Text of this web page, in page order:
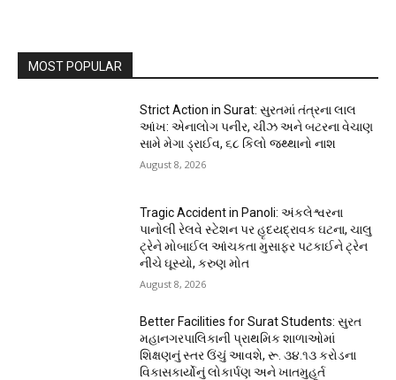
MOST POPULAR
Strict Action in Surat: સુરતમાં તંત્રના લાલ
આંખ: એનાલોગ પનીર, ચીઝ અને બટરના વેચાણ
સામે મેગા ડ્રાઈવ, ૬૮ કિલો જથ્થાનો નાશ
August 8, 2026
Tragic Accident in Panoli: અંકલેશ્વરના
પાનોલી રેલવે સ્ટેશન પર હૃદયદ્રાવક ઘટના, ચાલુ
ટ્રેને મોબાઈલ આંચકતા મુસાફર પટકાઈને ટ્રેન
નીચે ઘૂસ્યો, કરુણ મોત
August 8, 2026
Better Facilities for Surat Students: સુરત
મહાનગરપાલિકાની પ્રાથમિક શાળાઓમાં
શિક્ષણનું સ્તર ઉંચું આવશે, રૂ. ૩૪.૧૩ કરોડના
વિકાસકાર્યોનું લોકાર્પણ અને ખાતમુહૂર્ત